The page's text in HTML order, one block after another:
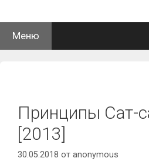
Меню
Принципы Сат-
[2013]
30.05.2018 от anonymous